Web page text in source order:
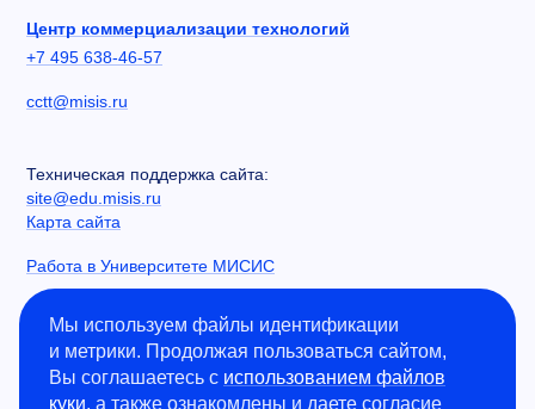
Центр коммерциализации технологий
+7 495 638-46-57
cctt@misis.ru
Техническая поддержка сайта:
site@edu.misis.ru
Карта сайта
Работа в Университете МИСИС
Сведения об образовательной организации
Информация о закупках
Противодействие коррупции
Политика конфиденциальности
Мы используем файлы идентификации
и метрики. Продолжая пользоваться сайтом,
Вы соглашаетесь с использованием файлов
куки, а также ознакомлены и даете согласие